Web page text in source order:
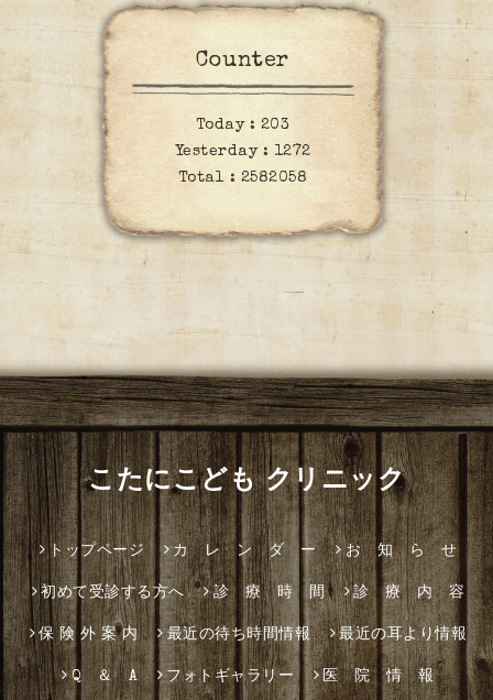
Counter
Today : 203
Yesterday : 1272
Total : 2582058
こたにこども クリニック
トップページ カ レ ン ダ ー お 知 ら せ
初めて受診する方へ 診 療 時 間 診 療 内 容
保 険 外 案 内 最近の待ち時間情報 最近の耳より情報
Q ＆ A フォトギャラリー 医 院 情 報